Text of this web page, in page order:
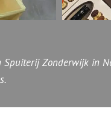
Spuiterij Zonderwijk in